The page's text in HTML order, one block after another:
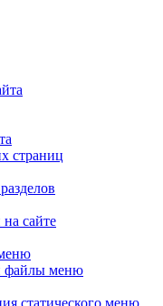
страниц
сайте
файлы меню
статического меню